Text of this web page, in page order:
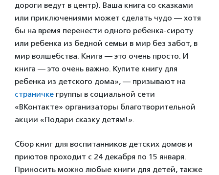
дороги ведут в центр). Ваша книга со сказками
или приключениями может сделать чудо — хотя
бы на время перенести одного ребенка-сироту
или ребенка из бедной семьи в мир без забот, в
мир волшебства. Книга — это очень просто. И
книга — это очень важно. Купите книгу для
ребенка из детского дома», — призывают на
страничке группы в социальной сети
«ВКонтакте» организаторы благотворительной
акции «Подари сказку детям!».
Сбор книг для воспитанников детских домов и
приютов проходит с 24 декабря по 15 января.
Приносить можно любые книги для детей, также